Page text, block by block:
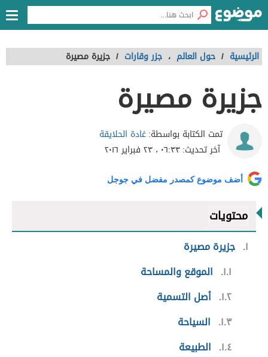
الرئيسية / حول العالم ، جزر وقارات / جزيرة مصيرة
جزيرة مصيرة
تمت الكتابة بواسطة:غادة الحلايقة
آخر تحديث:٠٦:٣٣ ، ٢٣ فبراير ٢٠١٦
أضف موضوع كمصدر مفضل في جوجل
محتويات
١ جزيرة مصيرة
١.١
الموقع والمساحة
١.٢ أصل التسمية
١.٣
السياحة
١.٤
الطبيعة